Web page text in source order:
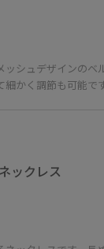
シュデザインのベ
かく調節も可能です
ックレス